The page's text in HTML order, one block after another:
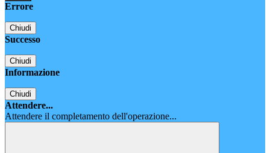
Errore
Chiudi
Successo
Chiudi
Informazione
Chiudi
Attendere...
Attendere il completamento dell'operazione...